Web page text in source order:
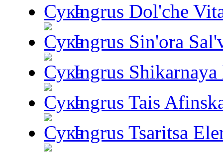
Ingrus Dol'che
Ingrus Sin'ora
Ingrus Shikarnaya
Ingrus Tais
Ingrus Tsaritsa